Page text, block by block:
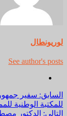
لوريونطال
See author's posts
مواصلة
القراءة
السابق: سفير
للمكتبة الوطنية
التالي: الدكتور